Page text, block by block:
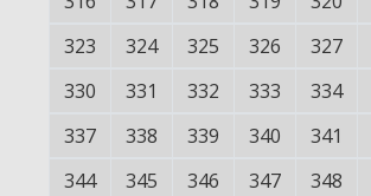
323
324 325 326 327
330
331 332 333 334
337
338 339 340 341
344
345 346 347 348